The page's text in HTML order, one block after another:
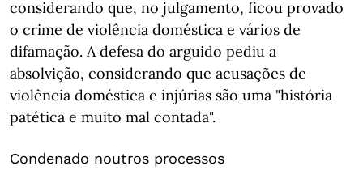
considerando que, no julgamento, ficou provado
o crime de violência doméstica e vários de
difamação. A defesa do arguido pediu a
absolvição, considerando que acusações de
violência doméstica e injúrias são uma "história
patética e muito mal contada".
Condenado noutros processos